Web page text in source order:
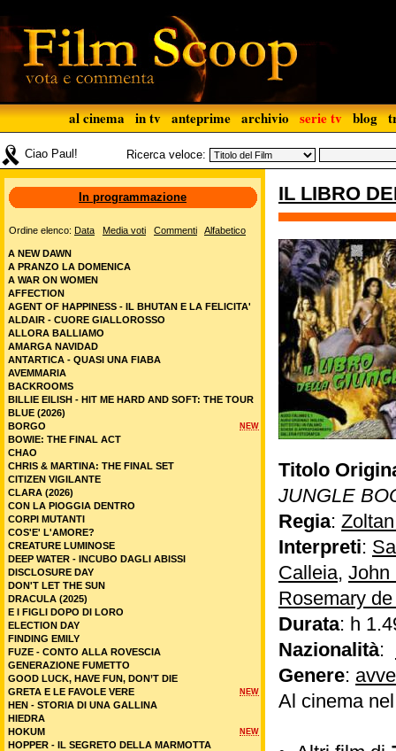
al cinema in tv anteprime archivio serie tv blog
Ciao Paul! Ricerca veloce:
IL LIBRO
Titolo
JUNGLE
Regia:
Interpreti:
Calleia, John
Rosemary
Durata: h
Nazionalità:
Genere:
Al cinema
In programmazione
Ordine elenco: Data Media voti Commenti Alfabetico
A NEW DAWN
A PRANZO LA DOMENICA
A WAR ON WOMEN
AFFECTION
AGENT OF HAPPINESS - IL BHUTAN E LA FELICITA'
ALDAIR - CUORE GIALLOROSSO
ALLORA BALLIAMO
AMARGA NAVIDAD
ANTARTICA - QUASI UNA FIABA
AVEMMARIA
BACKROOMS
BILLIE EILISH - HIT ME HARD AND SOFT: THE TOUR
BLUE (2026)
NEW
BORGO
BOWIE: THE FINAL ACT
CHAO
CHRIS & MARTINA: THE FINAL SET
CITIZEN VIGILANTE
CLARA (2026)
CON LA PIOGGIA DENTRO
CORPI MUTANTI
COS'E' L'AMORE?
CREATURE LUMINOSE
DEEP WATER - INCUBO DAGLI ABISSI
DISCLOSURE DAY
DON'T LET THE SUN
DRACULA (2025)
E I FIGLI DOPO DI LORO
ELECTION DAY
FINDING EMILY
FUZE - CONTO ALLA ROVESCIA
GENERAZIONE FUMETTO
GOOD LUCK, HAVE FUN, DON’T DIE
NEW
GRETA E LE FAVOLE VERE
HEN - STORIA DI UNA GALLINA
HIEDRA
NEW
HOKUM
HOPPER - IL SEGRETO DELLA MARMOTTA